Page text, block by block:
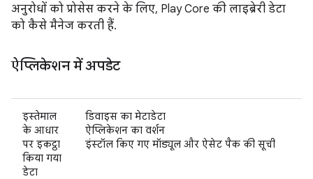
अनुरोधों को प्रोसेस करने के लिए, Play Core की लाइब्रेरी डेटा
को कैसे मैनेज करती हैं.
ऐप्लिकेशन में अपडेट
इस्तेमाल
के आधार
पर इकट्ठा
किया गया
डेटा
डिवाइस का मेटाडेटा
ऐप्लिकेशन का वर्शन
इंस्टॉल किए गए मॉड्यूल और ऐसेट पैक की सूची